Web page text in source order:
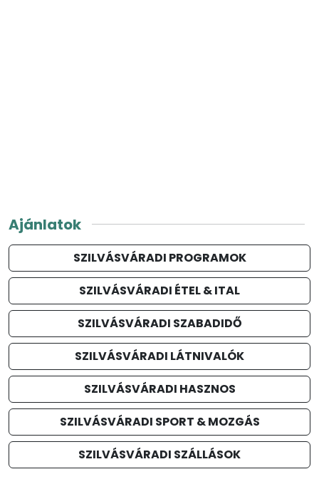
Ajánlatok
SZILVÁSVÁRADI PROGRAMOK
SZILVÁSVÁRADI ÉTEL & ITAL
SZILVÁSVÁRADI SZABADIDŐ
SZILVÁSVÁRADI LÁTNIVALÓK
SZILVÁSVÁRADI HASZNOS
SZILVÁSVÁRADI SPORT & MOZGÁS
SZILVÁSVÁRADI SZÁLLÁSOK